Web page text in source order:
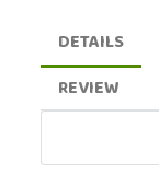
DETAILS
REVIEW